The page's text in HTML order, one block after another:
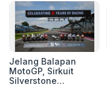
Jelang Balapan
MotoGP, Sirkuit
Silverstone